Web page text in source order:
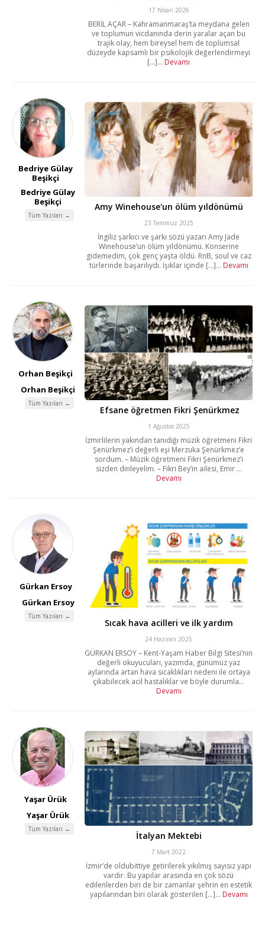
17 Nisan 2026
BERİL AÇAR – Kahramanmaraş’ta meydana gelen
ve toplumun vicdanında derin yaralar açan bu
trajik olay, hem bireysel hem de toplumsal
düzeyde kapsamlı bir psikolojik değerlendirmeyi
[...]... Devamı
Bedriye Gülay
Beşikçi
Bedriye Gülay
Beşikçi
Tüm Yazıları →
Amy Winehouse'un ölüm yıldönümü
23 Temmuz 2025
İngiliz şarkıcı ve şarkı sözü yazarı Amy Jade
Winehouse’un ölüm yıldönümü. Konserine
gidemedim, çok genç yaşta öldü. RnB, soul ve caz
türlerinde başarılıydı. Işıklar içinde [...]... Devamı
Orhan Beşikçi
Orhan Beşikçi
Tüm Yazıları →
Efsane öğretmen Fikri Şenürkmez
1 Ağustos 2025
İzmirlilerin yakından tanıdığı müzik öğretmeni Fikri
Şenürkmez’i değerli eşi Merzuka Şenürkmez’e
sordum. – Müzik öğretmeni Fikri Şenürkmez’i
sizden dinleyelim. – Fikri Bey’in ailesi, Emir ...
Devamı
Gürkan Ersoy
Gürkan Ersoy
Tüm Yazıları →
Sıcak hava acilleri ve ilk yardım
24 Haziran 2025
GÜRKAN ERSOY – Kent-Yaşam Haber Bilgi Sitesi’nin
değerli okuyucuları, yazımda, günümüz yaz
aylarında artan hava sıcaklıkları nedeni ile ortaya
çıkabilecek acil hastalıklar ve böyle durumla...
Devamı
Yaşar Ürük
Yaşar Ürük
Tüm Yazıları →
İtalyan Mektebi
7 Mart 2022
İzmir’de oldubittiye getirilerek yıkılmış sayısız yapı
vardır. Bu yapılar arasında en çok sözü
edilenlerden biri de bir zamanlar şehrin en estetik
yapılarından biri olarak gösterilen [...]... Devamı